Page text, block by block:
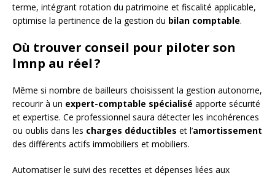
terme, intégrant rotation du patrimoine et fiscalité applicable,
optimise la pertinence de la gestion du bilan comptable.
Où trouver conseil pour piloter son
lmnp au réel ?
Même si nombre de bailleurs choisissent la gestion autonome,
recourir à un expert-comptable spécialisé apporte sécurité
et expertise. Ce professionnel saura détecter les incohérences
ou oublis dans les charges déductibles et l’amortissement
des différents actifs immobiliers et mobiliers.
Automatiser le suivi des recettes et dépenses liées aux